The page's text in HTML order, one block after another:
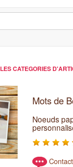
LES CATEGORIES
Mots de
Noeuds
Contact